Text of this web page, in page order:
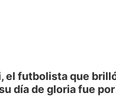
el futbolista que
día de gloria fue por